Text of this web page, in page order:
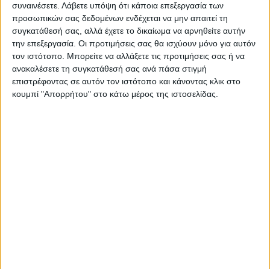
συναινέσετε. Λάβετε υπόψη ότι κάποια επεξεργασία των
προσωπικών σας δεδομένων ενδέχεται να μην απαιτεί τη
συγκατάθεσή σας, αλλά έχετε το δικαίωμα να αρνηθείτε αυτήν
την επεξεργασία. Οι προτιμήσεις σας θα ισχύουν μόνο για αυτόν
τον ιστότοπο. Μπορείτε να αλλάξετε τις προτιμήσεις σας ή να
ανακαλέσετε τη συγκατάθεσή σας ανά πάσα στιγμή
επιστρέφοντας σε αυτόν τον ιστότοπο και κάνοντας κλικ στο
κουμπί "Απορρήτου" στο κάτω μέρος της ιστοσελίδας.
ΠΡΟΗΓΟΥΜΕΝΟ ΑΡΘΡΟ
Αγρότες: Αναγνώριση
χρόνων ασφάλισης με
εξαγορά
ΕΠΟΜΕΝΟ ΑΡΘΡΟ
Γερμανία: Βασικό εισόδημα
1.200 ευρώ για όλους;